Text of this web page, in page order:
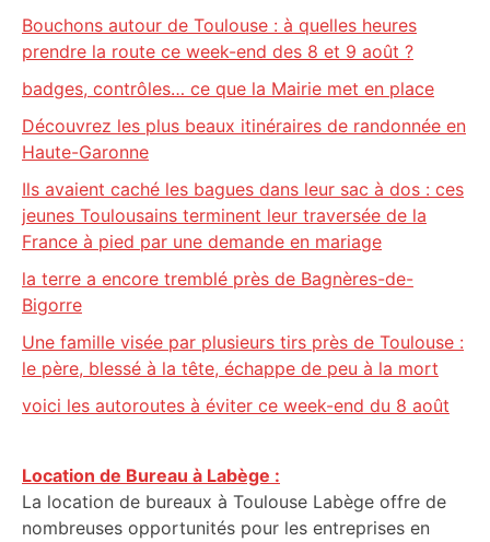
Bouchons autour de Toulouse : à quelles heures
prendre la route ce week-end des 8 et 9 août ?
badges, contrôles… ce que la Mairie met en place
Découvrez les plus beaux itinéraires de randonnée en
Haute-Garonne
Ils avaient caché les bagues dans leur sac à dos : ces
jeunes Toulousains terminent leur traversée de la
France à pied par une demande en mariage
la terre a encore tremblé près de Bagnères-de-
Bigorre
Une famille visée par plusieurs tirs près de Toulouse :
le père, blessé à la tête, échappe de peu à la mort
voici les autoroutes à éviter ce week-end du 8 août
Location de Bureau à Labège :
La location de bureaux à Toulouse Labège offre de
nombreuses opportunités pour les entreprises en